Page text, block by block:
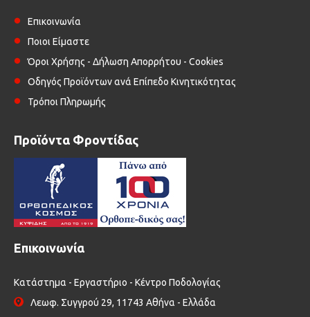
Επικοινωνία
Ποιοι Είμαστε
Όροι Χρήσης - Δήλωση Απορρήτου - Cookies
Οδηγός Προϊόντων ανά Επίπεδο Κινητικότητας
Τρόποι Πληρωμής
Προϊόντα Φροντίδας
Επικοινωνία
Κατάστημα - Εργαστήριο - Κέντρο Ποδολογίας
Λεωφ. Συγγρού 29, 11743 Αθήνα - Ελλάδα